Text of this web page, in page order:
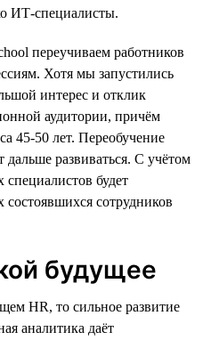
ИТ-специалисты.
переучиваем работников
Хотя мы запустились
интерес и отклик
аудитории, причём
45-50 лет. Переобучение
дальше развиваться. С учётом
будет
состоявшихся сотрудников
будущее
HR, то сильное развитие
аналитика даёт